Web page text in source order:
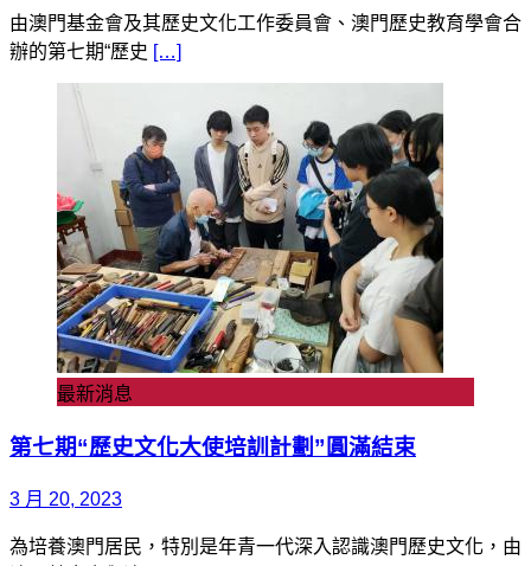
由澳門基金會及其歷史文化工作委員會、澳門歷史教育學會合
辦的第七期“歷史 […]
最新消息
第七期“歷史文化大使培訓計劃”圓滿結束
3 月 20, 2023
為培養澳門居民，特別是年青一代深入認識澳門歷史文化，由